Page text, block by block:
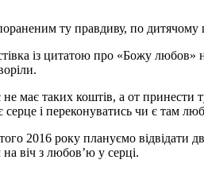
ту правдиву, по
із цитатою про «Божу любов»
має таких коштів, а от принести
і переконуватись чи є там
2016 року плануємо відвідати
віч з любов’ю у серці.